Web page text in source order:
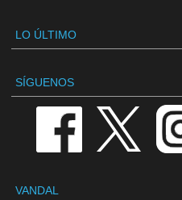
LO ÚLTIMO
SÍGUENOS
VANDAL